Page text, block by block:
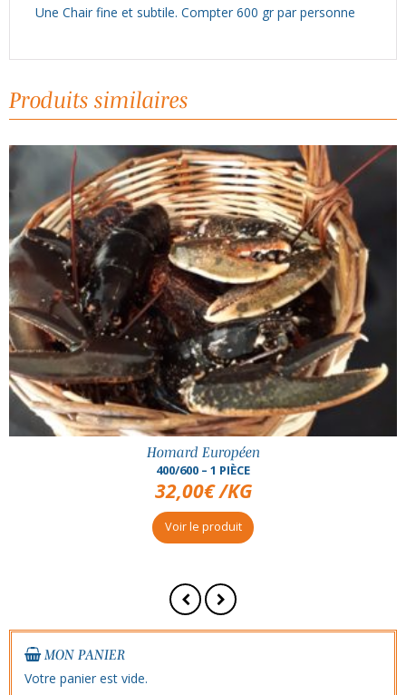
Une Chair fine et subtile. Compter 600 gr par personne
Produits similaires
Homard Européen
1/1.2KG – 1 PIÈCE
Voir le produit
MON PANIER
Votre panier est vide.